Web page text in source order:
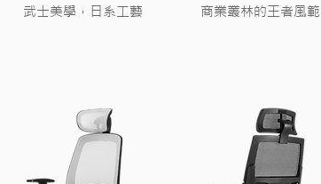
​武士美學，日系工藝 商業叢林的王者風範